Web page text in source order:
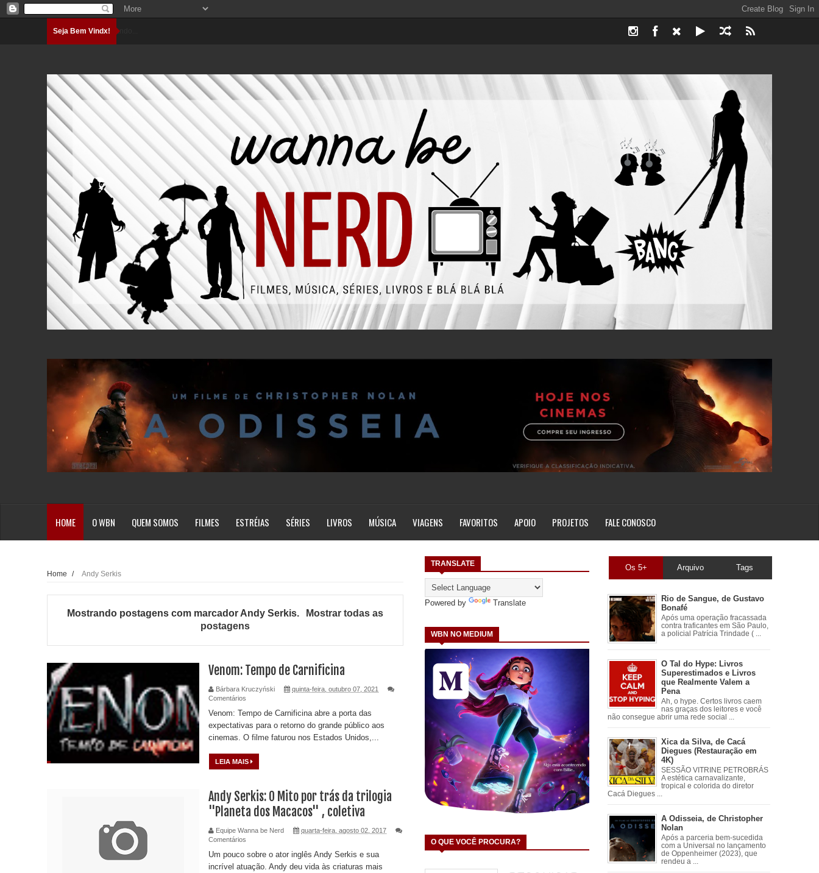
Seja Bem Vindx!Carregando...
HOME O WBN QUEM SOMOS FILMES ESTRÉIAS SÉRIES LIVROS MÚSICA VIAGENS FAVORITOS APOIO PROJETOS FALE CONOSCO
TRANSLATE
Powered by Translate
WBN NO MEDIUM
O QUE VOCÊ PROCURA?
Home / Andy Serkis
Mostrando postagens com marcador Andy Serkis.
Mostrar todas as
postagens
Venom: Tempo de Carnificina
Bárbara Kruczyński
quinta-feira, outubro 07, 2021
Comentários
Venom: Tempo de Carnificina abre a porta das
expectativas para o retorno do grande público aos
cinemas. O filme faturou nos Estados Unidos,...
LEIA MAIS
Andy Serkis: O Mito por trás da trilogia
''Planeta dos Macacos'' , coletiva
Equipe Wanna be Nerd
quarta-feira, agosto 02, 2017
Comentários
Um pouco sobre o ator inglês Andy Serkis e sua
incrível atuação. Andy deu vida às criaturas mais
Os 5+ Arquivo Tags
Rio de Sangue, de Gustavo
Bonafé
Após uma operação fracassada
contra traficantes em São Paulo,
a policial Patrícia Trindade ( ...
O Tal do Hype: Livros
Superestimados e Livros
que Realmente Valem a
Pena
Ah, o hype. Certos livros caem
nas graças dos leitores e você
não consegue abrir uma rede social ...
Xica da Silva, de Cacá
Diegues (Restauração em
4K)
SESSÃO VITRINE PETROBRÁS
A estética carnavalizante,
tropical e colorida do diretor
Cacá Diegues ...
A Odisseia, de Christopher
Nolan
Após a parceria bem-sucedida
com a Universal no lançamento
de Oppenheimer (2023), que
rendeu a ...